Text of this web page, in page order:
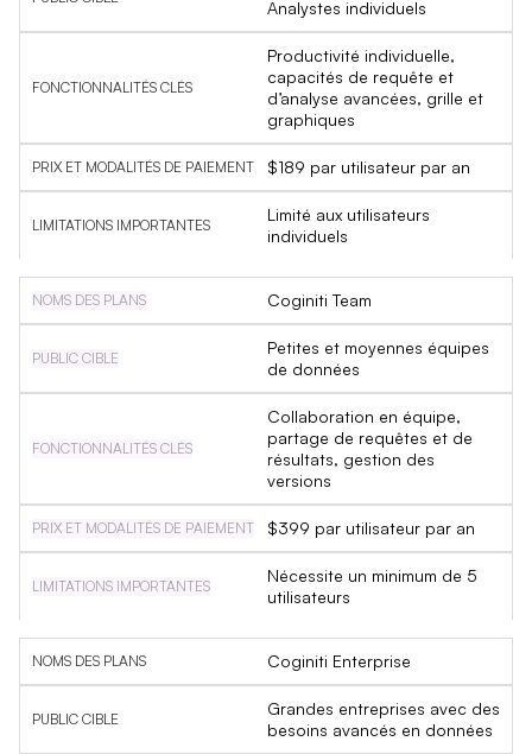
Analystes individuels
Productivité individuelle,
capacités de requête et
d’analyse avancées, grille et
graphiques
$189 par utilisateur par an
Limité aux utilisateurs
individuels
Coginiti Team
Petites et moyennes équipes
de données
Collaboration en équipe,
partage de requêtes et de
résultats, gestion des
versions
$399 par utilisateur par an
Nécessite un minimum de 5
utilisateurs
Coginiti Enterprise
Grandes entreprises avec des
besoins avancés en données